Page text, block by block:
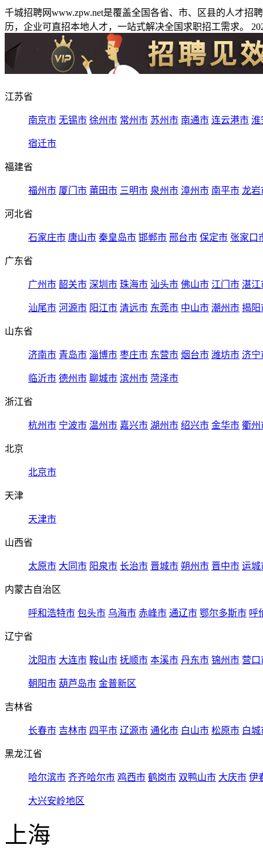
千城招聘网www.zpw.net是覆盖全国各省、市、区县的人才
历，企业可直招本地人才，一站式解决全国求职招工需求。
江苏省
南京市 无锡市 徐州市 常州市 苏州市 南通市 连云港市 淮
宿迁市
福建省
福州市 厦门市 莆田市 三明市 泉州市 漳州市 南平市 龙岩
河北省
石家庄市 唐山市 秦皇岛市 邯郸市 邢台市 保定市 张家口
广东省
广州市 韶关市 深圳市 珠海市 汕头市 佛山市 江门市 湛江
汕尾市 河源市 阳江市 清远市 东莞市 中山市 潮州市 揭阳
山东省
济南市 青岛市 淄博市 枣庄市 东营市 烟台市 潍坊市 济宁
临沂市 德州市 聊城市 滨州市 菏泽市
浙江省
杭州市 宁波市 温州市 嘉兴市 湖州市 绍兴市 金华市 衢州
北京
北京市
天津
天津市
山西省
太原市 大同市 阳泉市 长治市 晋城市 朔州市 晋中市 运城
内蒙古自治区
呼和浩特市 包头市 乌海市 赤峰市 通辽市 鄂尔多斯市 呼
辽宁省
沈阳市 大连市 鞍山市 抚顺市 本溪市 丹东市 锦州市 营口
朝阳市 葫芦岛市 金普新区
吉林省
长春市 吉林市 四平市 辽源市 通化市 白山市 松原市 白城
黑龙江省
哈尔滨市 齐齐哈尔市 鸡西市 鹤岗市 双鸭山市 大庆市 伊
大兴安岭地区
上海